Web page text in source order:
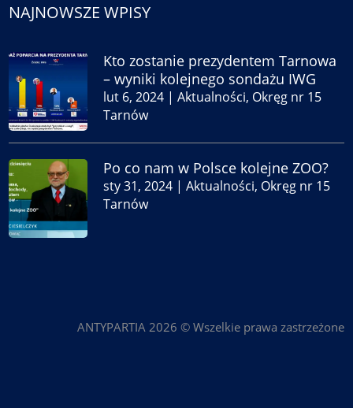
NAJNOWSZE WPISY
Kto zostanie prezydentem Tarnowa
– wyniki kolejnego sondażu IWG
lut 6, 2024 |Aktualności, Okręg nr 15
Tarnów
Po co nam w Polsce kolejne ZOO?
sty 31, 2024 |Aktualności, Okręg nr 15
Tarnów
ANTYPARTIA 2026 © Wszelkie prawa zastrzeżone